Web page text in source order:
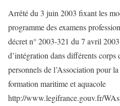
Arrêté du 3 juin 2003 fixant les
programme des examens
décret n° 2003-321 du 7 avril
d’intégration dans différents corps
personnels de l’Association pour
formation maritime et aquacole
http://www.legifrance.gouv.fr/